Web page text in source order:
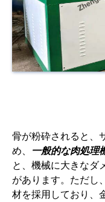
骨が粉砕されると、
め、 一般的な肉処理
と、機械に大きなダ
があります。ただし
材を採用しており、